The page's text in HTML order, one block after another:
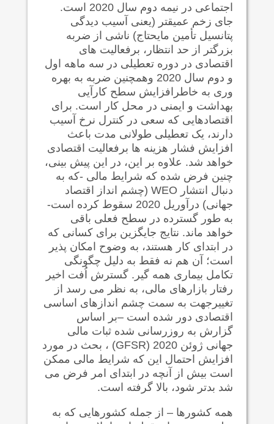
اجتماعی در نیمه دوم سال 2020 است.
جای زخم عمیقتر (یعنی آسیب دیدگی
پتانسیل تأمین مایحتاج) ناشی از ضربه
بزرگتر از حد انتظار، برفعالیت های
اقتصادی در دوره تعطیلی در سه ماهه اول
و دوم سال 2020 وهمچنین ضربه به بهره
وری به خاطرافزایش سطح کارآیی
بهداشت و ایمنی در محل کار است. برای
اقتصادهایی که سعی در کنترل نرخ آسیب
دارند، یک تعطیلی طولانی مدت باعث
افزایش فشار هزینه ها برفعالیت اقتصادی
خواهد شد. علاوه بر این، در این پیش بینی،
چنین فرض شده که شرایط مالی -که به
دنبال انتشار WEO (چشم انداز اقتصاد
جهانی) درآوریل 2020 سقوط کرده است-
به طور گسترده در سطح فعلی باقی
خواهد ماند. نتایج جایگزین برای کسانی که
در ابتدای کار هستند، به وضوح امکان پذیر
است؛ آن هم نه فقط به دلیل چگونگی
تکامل بیماری همه گیر. گسترش اُفت اخیر
رفتار بازارهای مالی، به نظر می رسد از
تغییرجهت به سمت چشم اندازهای اساسی
اقتصادی دور شده است –بر اساس
گزارش به روزرسانی شده ثبات مالی
جهانی ژوئن 2020 (GFSR) ، بحث در مورد
افزایش احتمال این که شرایط مالی ممکن
است بیش از آنچه در ابتدای امر فرض می
شد بدتر شود، بالا گرفته است.
همه کشورها – از جمله کشورهایی که به